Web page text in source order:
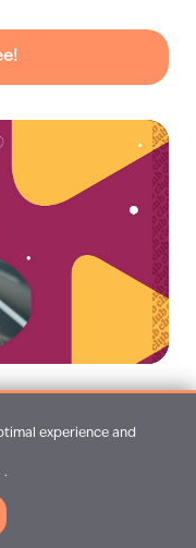
experience and
.